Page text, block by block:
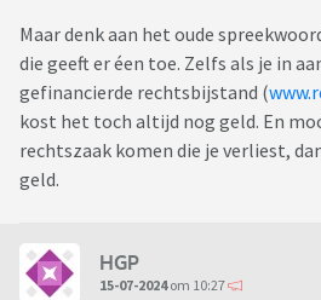
Maar denk aan het oude
die geeft er éen toe. Zelfs als je in
gefinancierde rechtsbijstand (
kost het toch altijd nog geld. En
rechtszaak komen die je verliest,
geld.
HGP
15-07-2024om 10:27